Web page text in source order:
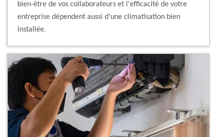
bien-être de vos collaborateurs et l'efficacité de votre
entreprise dépendent aussi d'une climatisation bien
installée.